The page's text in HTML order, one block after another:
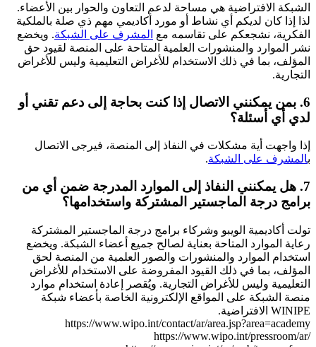
الشبكة الافتراضية هي مساحة لدعم التعاون والحوار بين الأعضاء.
لذا إذا كان لديكم أي نشاط أو مورد أكاديمي مهم ذي صلة بالملكية
الفكرية، نشجعكم على تقاسمه مع المشرف على الشبكة. ويخضع
نشر الموارد والمنشورات العلمية المتاحة على المنصة لقيود حق
المؤلف، بما في ذلك الاستخدام للأغراض التعليمية وليس للأغراض
التجارية.
6. بمن يمكنني الاتصال إذا كنت بحاجة إلى دعم تقني أو
لدي أي أسئلة؟
إذا واجهت أية مشكلات في النفاذ إلى المنصة، فيرجى الاتصال
بالمشرف على الشبكة.
7. هل يمكنني النفاذ إلى الموارد المدرجة ضمن أي من
برامج درجة الماجستير المشتركة واستخدامها؟
تولت أكاديمية الويبو وشركاء برامج درجة الماجستير المشتركة
رعاية الموارد المتاحة بعناية لصالح جميع أعضاء الشبكة. ويخضع
استخدام الموارد والمنشورات والصور العلمية من المنصة لحق
المؤلف، بما في ذلك القيود المفروضة على الاستخدام للأغراض
التعليمية وليس للأغراض التجارية. ويُقصر إعادة استخدام موارد
منصة الشبكة على المواقع الإلكترونية الخاصة بأعضاء شبكة
WINIPE الافتراضية.
https://www.wipo.int/contact/ar/area.jsp?area=academy
https://www.wipo.int/pressroom/ar/